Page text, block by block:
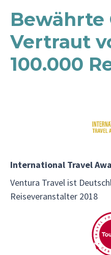
Bewährte
Vertraut
100.000
International Travel
Ventura Travel ist
Reiseveranstalter 2018